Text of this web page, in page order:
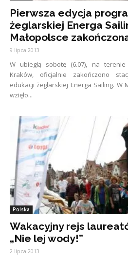
Pierwsza edycja
żeglarskiej Energa
Małopolsce
9 lipca 2013
W ubiegłą sobotę (6.07), na
Kraków, oficjalnie zakończono
edukacji żeglarskiej Energa Sailing. W
wzięło...
Polska
Wakacyjny rejs
„Nie lej wody!”
2 lipca 2013